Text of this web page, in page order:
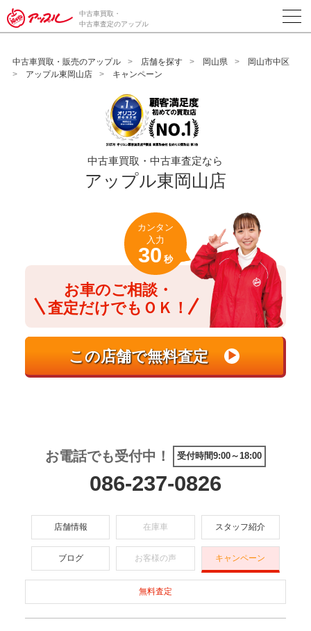
/*ABテスト_新規査定フォームの為のCVボタン*/
中古車買取・
中古車査定のアップル
中古車買取・販売のアップル 店舗を探す 岡山県
岡山市中区
アップル東岡山店
キャンペーン
中古車買取・中古車査定なら
アップル東岡山店
お車のご相談・
査定だけでもＯＫ！
カンタン
入力
30 秒
お電話でも受付中！ 受付時間9:00～18:00
086-237-0826
店舗情報 在庫車 スタッフ紹介
ブログ お客様の声 キャンペーン
無料査定